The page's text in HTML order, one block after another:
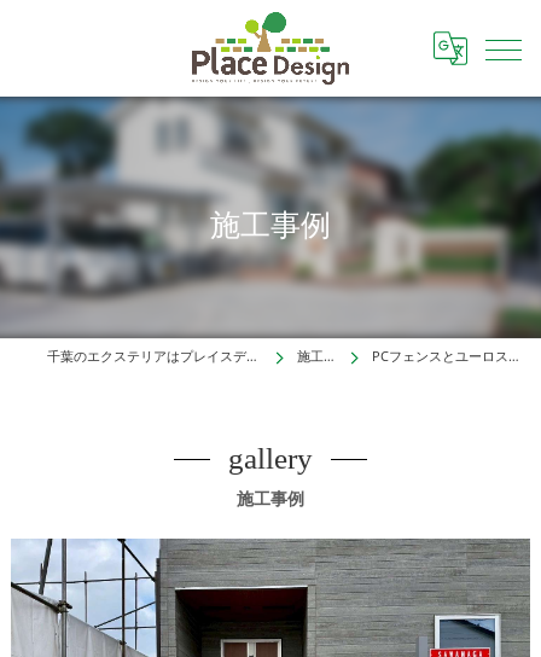
施工事例
千葉のエクステリアはプレイスデザイン株式会社 施工事例 PCフェンスとユーロスタイルの門柱
施工事例
gallery